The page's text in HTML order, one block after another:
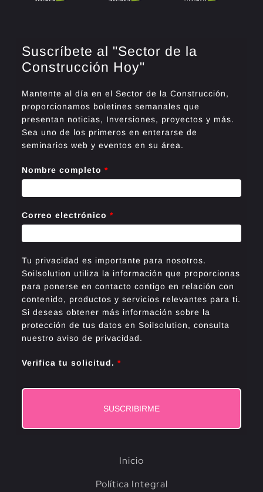
Suscríbete al "Sector de la
Construcción Hoy"
Mantente al día en el Sector de la Construcción,
proporcionamos boletines semanales que
presentan noticias, Inversiones, proyectos y más.
Sea uno de los primeros en enterarse de
seminarios web y eventos en su área.
Nombre completo *
Correo electrónico *
Tu privacidad es importante para nosotros.
Soilsolution utiliza la información que proporcionas
para ponerse en contacto contigo en relación con
contenido, productos y servicios relevantes para ti.
Si deseas obtener más información sobre la
protección de tus datos en Soilsolution, consulta
nuestro aviso de privacidad.
Verifica tu solicitud. *
SUSCRIBIRME
Inicio
Política Integral